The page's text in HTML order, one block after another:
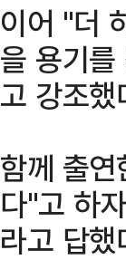
이어 "더
을 용기
고 강조했
함께 출
다"고 하
라고 답했